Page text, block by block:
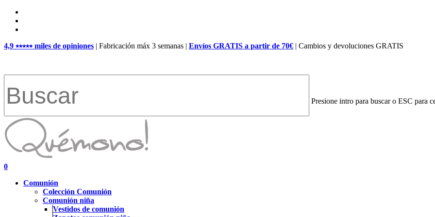
Skip
main
4,9 ⭑⭑⭑⭑⭑ miles de opiniones | Fabricación máx 3 semanas | Envíos GRATIS a partir de 70€ | Cambios y devoluciones GRATIS
Presione intro para buscar o ESC para
Close
Search
search
account
0
Comunión
Colección Comunión
Comunión niña
Vestidos de comunión